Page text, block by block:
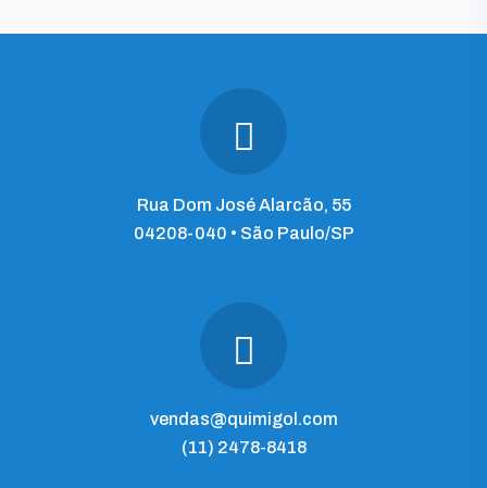
Rua Dom José Alarcão, 55
04208-040 • São Paulo/SP
vendas@quimigol.com
(11) 2478-8418